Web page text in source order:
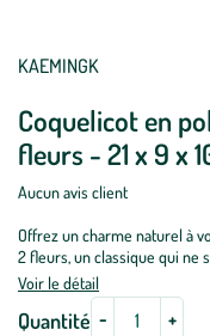
KAEMINGK
Coquelicot en
fleurs - 21 x 9 x
Aucun avis client
Offrez un charme naturel à
2 fleurs, un classique qui ne
Voir le détail
Quantité
Mettre
jour
-
Mettre
jour
+